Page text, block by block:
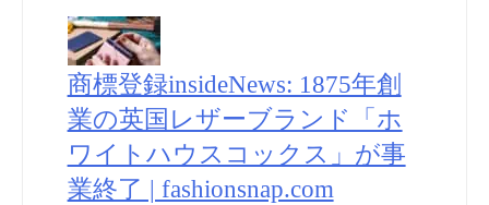
商標登録insideNews: 1875年創
業の英国レザーブランド「ホ
ワイトハウスコックス」が事
業終了 | fashionsnap.com